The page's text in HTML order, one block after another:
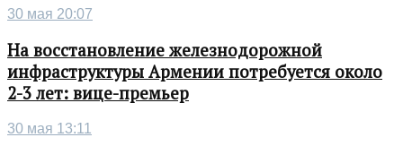
30 мая 20:07
На восстановление железнодорожной
инфраструктуры Армении потребуется около
2-3 лет: вице-премьер
30 мая 13:11